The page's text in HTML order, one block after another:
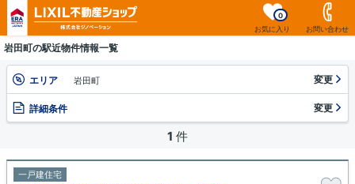
お気に入り
0
お問い合わせ
岩田町の駅近物件情報一覧
エリア 岩田町 変更
詳細条件 変更
1 件
一戸建住宅